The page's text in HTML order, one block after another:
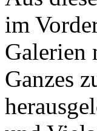
im
Galerien
Ganzes